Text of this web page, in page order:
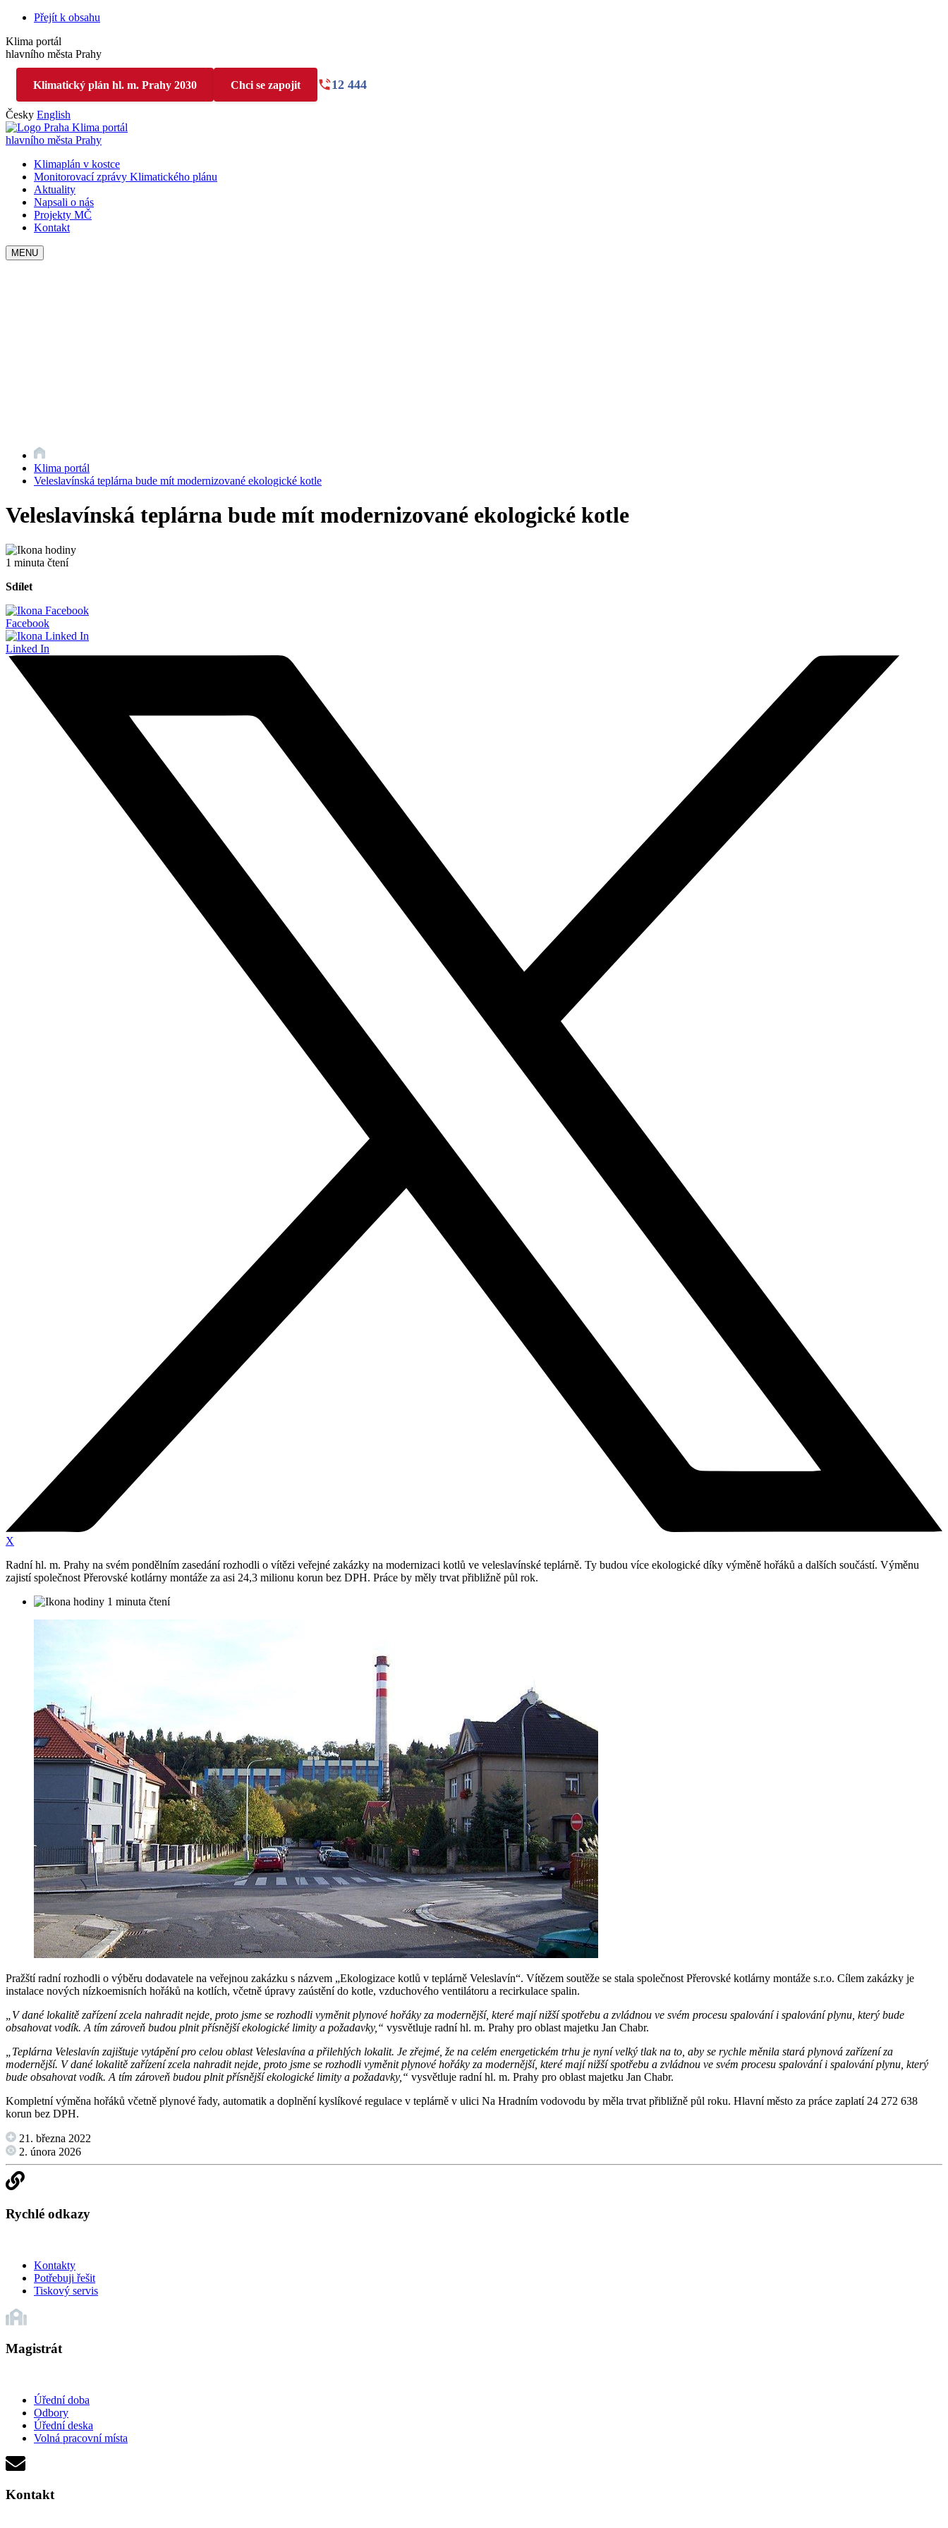
Přejít k obsahu
Klima portál
hlavního města Prahy
Klimatický plán hl. m. Prahy 2030 Chci se zapojit 12 444
Česky English
Klima portál
hlavního města Prahy
Klimaplán v kostce
Monitorovací zprávy Klimatického plánu
Aktuality
Napsali o nás
Projekty MČ
Kontakt
MENU
Klima portál
Veleslavínská teplárna bude mít modernizované ekologické kotle
Veleslavínská teplárna bude mít modernizované ekologické kotle
1 minuta čtení
Sdílet
Facebook
Linked In
X
Radní hl. m. Prahy na svém pondělním zasedání rozhodli o vítězi veřejné zakázky na modernizaci kotlů ve veleslavínské teplárně. Ty budou více ekologické díky výměně hořáků a dalších součástí. Výměnu
zajistí společnost Přerovské kotlárny montáže za asi 24,3 milionu korun bez DPH. Práce by měly trvat přibližně půl rok.
1 minuta čtení
Pražští radní rozhodli o výběru dodavatele na veřejnou zakázku s názvem „Ekologizace kotlů v teplárně Veleslavín“. Vítězem soutěže se stala společnost Přerovské kotlárny montáže s.r.o. Cílem zakázky je
instalace nových nízkoemisních hořáků na kotlích, včetně úpravy zaústění do kotle, vzduchového ventilátoru a recirkulace spalin.
„V dané lokalitě zařízení zcela nahradit nejde, proto jsme se rozhodli vyměnit plynové hořáky za modernější, které mají nižší spotřebu a zvládnou ve svém procesu spalování i spalování plynu, který bude
obsahovat vodík. A tím zároveň budou plnit přísnější ekologické limity a požadavky,“ vysvětluje radní hl. m. Prahy pro oblast majetku Jan Chabr.
„Teplárna Veleslavín zajištuje vytápění pro celou oblast Veleslavína a přilehlých lokalit. Je zřejmé, že na celém energetickém trhu je nyní velký tlak na to, aby se rychle měnila stará plynová zařízení za
modernější. V dané lokalitě zařízení zcela nahradit nejde, proto jsme se rozhodli vyměnit plynové hořáky za modernější, které mají nižší spotřebu a zvládnou ve svém procesu spalování i spalování plynu, který
bude obsahovat vodík. A tím zároveň budou plnit přísnější ekologické limity a požadavky,“ vysvětluje radní hl. m. Prahy pro oblast majetku Jan Chabr.
Kompletní výměna hořáků včetně plynové řady, automatik a doplnění kyslíkové regulace v teplárně v ulici Na Hradním vodovodu by měla trvat přibližně půl roku. Hlavní město za práce zaplatí 24 272 638
korun bez DPH.
21. března 2022
2. února 2026
Rychlé odkazy
Kontakty
Potřebuji řešit
Tiskový servis
Magistrát
Úřední doba
Odbory
Úřední deska
Volná pracovní místa
Kontakt